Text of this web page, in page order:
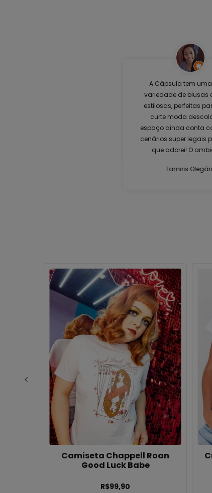
A Cápsula tem
variedade de blusas
estilosas, perfeitas
curte moda
espaço ainda conta
cenários super legais
que adorei! O
oferecendo uma
Tamiris
Camiseta Chappell Roan
Good Luck Babe
R$99,90